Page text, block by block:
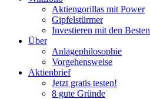
Aktiengorillas mit Power
Gipfelstürmer
Investieren mit den Besten
Über
Anlagephilosophie
Vorgehensweise
Aktienbrief
Jetzt gratis testen!
8 gute Gründe